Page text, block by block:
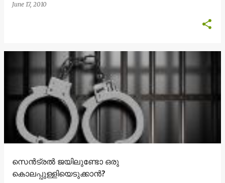
June 17, 2010
സെന്‍ട്രല്‍ ജയിലുണ്ടോ ഒരു
കൊലപ്പുള്ളിയെടുക്കാന്‍?